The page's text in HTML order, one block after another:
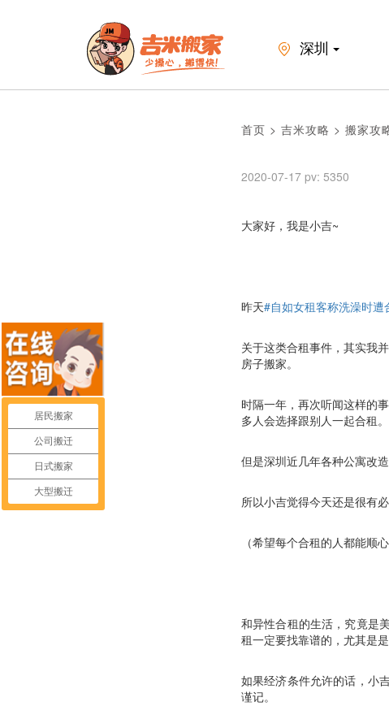
深圳
首页 > 吉米攻略 > 搬家攻
2020-07-17 pv: 5350
大家好，我是小吉~
昨天#自如女租客称洗澡时
关于这类合租事件，其实我
房子搬家。
时隔一年，再次听闻这样的
多人会选择跟别人一起合租。
但是深圳近几年各种公寓改
所以小吉觉得今天还是很有
（希望每个合租的人都能顺心
和异性合租的生活，究竟是
租一定要找靠谱的，尤其是
如果经济条件允许的话，小
谨记。
居民搬家
公司搬迁
日式搬家
大型搬迁